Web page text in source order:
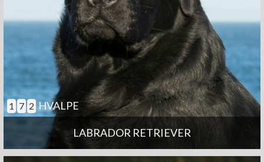
LABRADOR RETRIEVER
1 7 2 HVALPE